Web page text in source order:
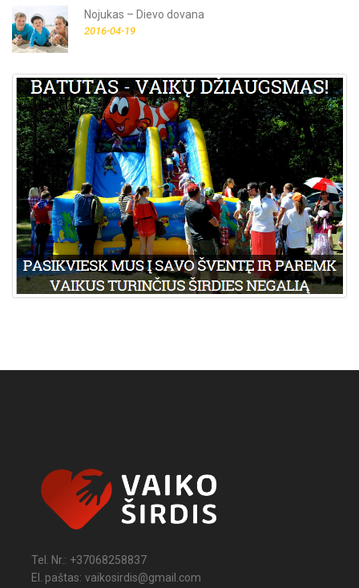
Nojukas – Dievo dovana
2016-04-19
Tel. Nr.: +37068258837
El. paštas: vaikosirdis@gmail.com